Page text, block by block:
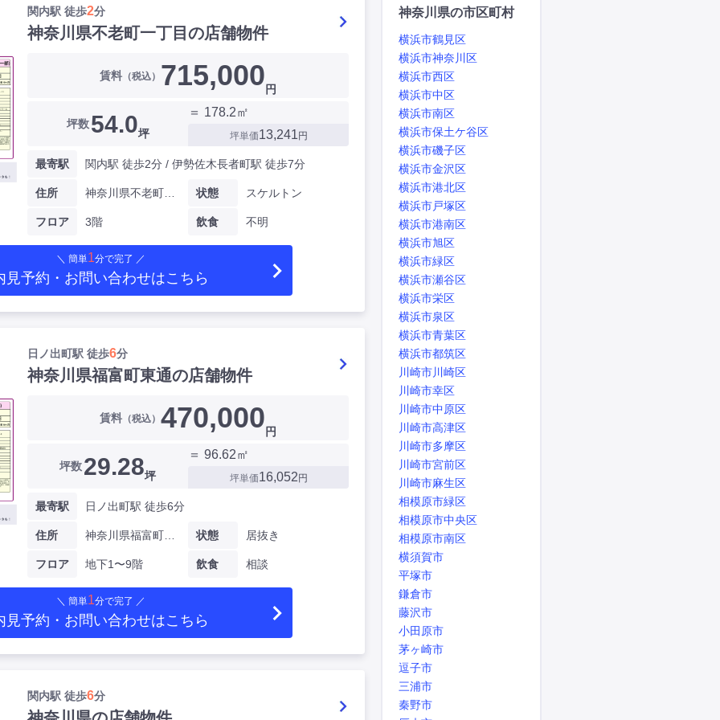
関内駅 徒歩2分
神奈川県不老町一丁目の店舗物件
賃料 （税込） 715,000 円
坪数 54.0坪
＝ 178.2㎡
坪単価13,241 円
最寄駅 関内駅 徒歩2分 / 伊勢佐木長者町駅 徒歩7分
住所
フロア 3階
状態 スケルトン
飲食 不明
＼ 簡単1分で完了 ／
見予約・お問い合わせはこちら
日ノ出町駅 徒歩6分
神奈川県福富町東通の店舗物件
賃料 （税込） 470,000 円
坪数29.28坪
＝ 96.62㎡
坪単価16,052 円
最寄駅 日ノ出町駅 徒歩6分
住所
フロア 地下1〜9階
状態 居抜き
飲食 相談
＼ 簡単1分で完了 ／
見予約・お問い合わせはこちら
関内駅 徒歩6分
神奈川県の市区町村
横浜市鶴見区
横浜市神奈川区
横浜市西区
横浜市中区
横浜市南区
横浜市保土ケ谷区
横浜市磯子区
横浜市金沢区
横浜市港北区
横浜市戸塚区
横浜市港南区
横浜市旭区
横浜市緑区
横浜市瀬谷区
横浜市栄区
横浜市泉区
横浜市青葉区
横浜市都筑区
川崎市川崎区
川崎市幸区
川崎市中原区
川崎市高津区
川崎市多摩区
川崎市宮前区
川崎市麻生区
相模原市緑区
相模原市中央区
相模原市南区
横須賀市
平塚市
鎌倉市
藤沢市
小田原市
茅ヶ崎市
逗子市
三浦市
秦野市